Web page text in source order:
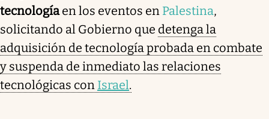
tecnologíaen los eventos en Palestina,
solicitando al Gobierno que detenga la
adquisición de tecnología probada en combate
y suspenda de inmediato las relaciones
tecnológicas con Israel.